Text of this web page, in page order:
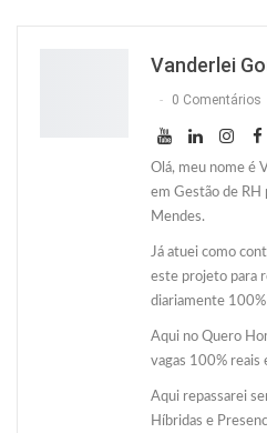
Vanderlei
0 Comentários
Olá, meu nome é
em Gestão de RH
Mendes.
Já atuei como
este projeto para
diariamente
Aqui no Quero
vagas 100% reais
Aqui repassarei
Híbridas e